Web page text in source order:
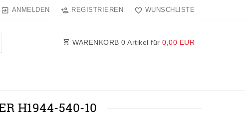
ANMELDEN REGISTRIEREN WUNSCHLISTE
WARENKORB 0 Artikel für 0,00 EUR
H1944-540-10